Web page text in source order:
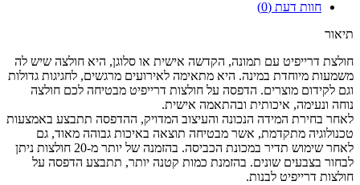
חוות דעת (0)
תיאור
חולצת דרייפיט עם תמונה, הקדשה אישית או סלוגן, היא חולצה שיש לה
משמעות מיוחדת במינה. היא מתאימה לאירועים מרגשים, לחגיגות גדולות
וגם לקידום מוצרים. הדפסה על חולצות דרייפיט מבטיחה לכם חולצה
נוחה ונעימה, איכותית ובהתאמה אישית.
לאחר בחירת המידה הנכונה והעיצוב המדויק, ההדפסה תתבצע באמצעות
טכנולוגיה מתקדמת, אשר מבטיחה תוצאה באיכות גבוהה מאוד, גם
לאחר שימוש תדיר במכונת הכביסה. בהזמנה של יותר מ-20 חולצות ניתן
לבחור בצבעים שונים. בהזמנת כמות קטנה יותר, תתבצע הדפסה על
חולצות דרייפיט לבנות.